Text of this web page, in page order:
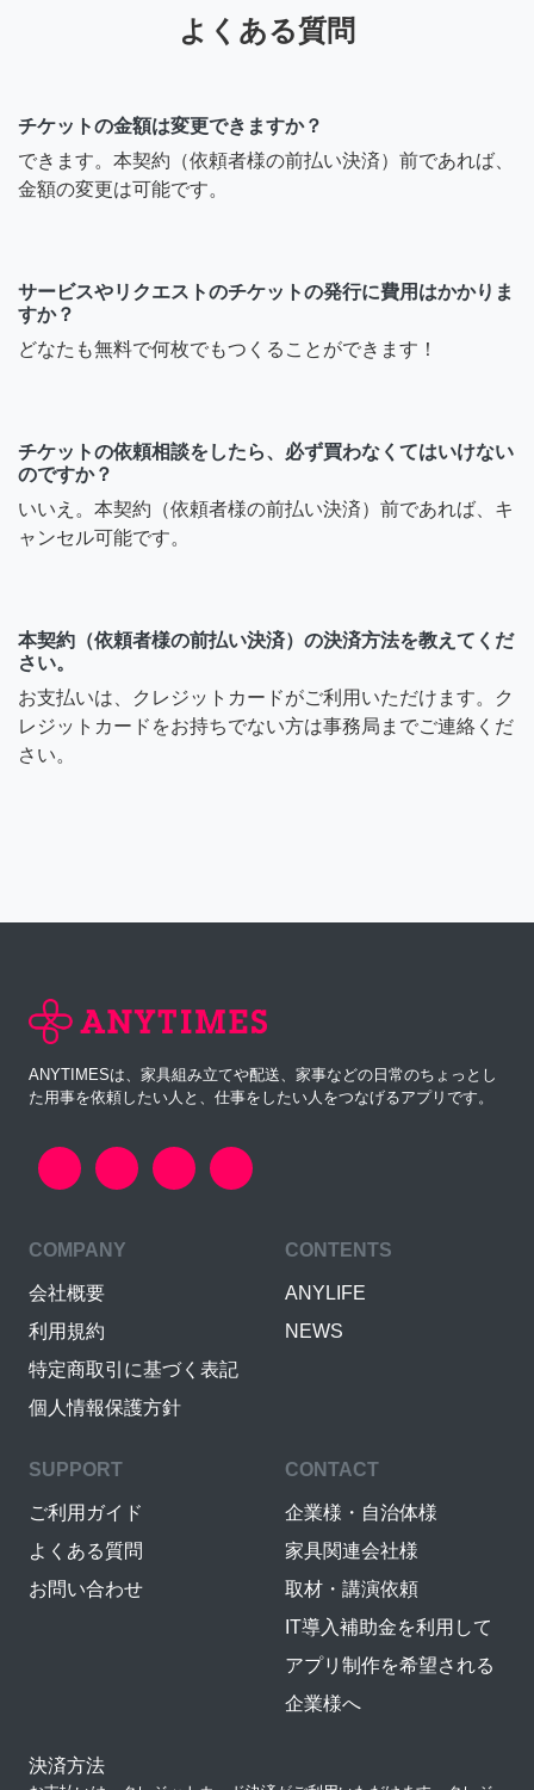
よくある質問
チケットの金額は変更できますか？
できます。本契約（依頼者様の前払い決済）前であれば、
金額の変更は可能です。
サービスやリクエストのチケットの発行に費用はかかりま
すか？
どなたも無料で何枚でもつくることができます！
チケットの依頼相談をしたら、必ず買わなくてはいけない
のですか？
いいえ。本契約（依頼者様の前払い決済）前であれば、キ
ャンセル可能です。
本契約（依頼者様の前払い決済）の決済方法を教えてくだ
さい。
お支払いは、クレジットカードがご利用いただけます。ク
レジットカードをお持ちでない方は事務局までご連絡くだ
さい。
ANYTIMESは、家具組み立てや配送、家事などの日常のちょっとし
た用事を依頼したい人と、仕事をしたい人をつなげるアプリです。
COMPANY
会社概要
利用規約
特定商取引に基づく表記
個人情報保護方針
CONTENTS
ANYLIFE
NEWS
SUPPORT
ご利用ガイド
よくある質問
お問い合わせ
CONTACT
企業様・自治体様
家具関連会社様
取材・講演依頼
IT導入補助金を利用して
アプリ制作を希望される
企業様へ
決済方法